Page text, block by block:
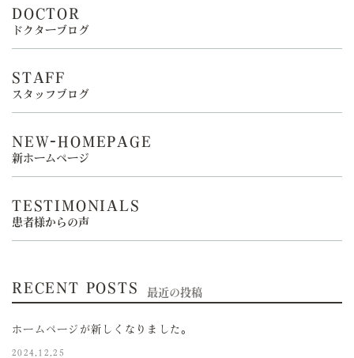
DOCTOR
ドクターブログ
STAFF
スタッフブログ
NEW-HOMEPAGE
新ホームページ
TESTIMONIALS
患者様からの声
RECENT POSTS 最近の投稿
ホームページが新しくなりました。
2024.12.25